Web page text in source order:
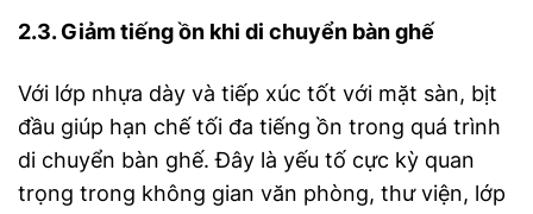
2.3. Giảm tiếng ồn khi di chuyển bàn ghế
Với lớp nhựa dày và tiếp xúc tốt với mặt sàn, bịt
đầu giúp hạn chế tối đa tiếng ồn trong quá trình
di chuyển bàn ghế. Đây là yếu tố cực kỳ quan
trọng trong không gian văn phòng, thư viện, lớp